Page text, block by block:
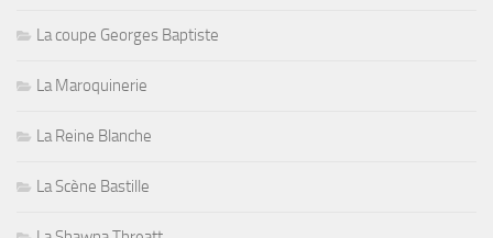
La coupe Georges Baptiste
La Maroquinerie
La Reine Blanche
La Scène Bastille